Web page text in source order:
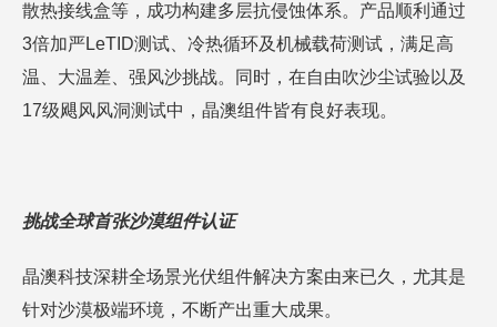
散热接线盒等，成功构建多层抗侵蚀体系。产品顺利通过
3倍加严LeTID测试、冷热循环及机械载荷测试，满足高
温、大温差、强风沙挑战。同时，在自由吹沙尘试验以及
17级飓风风洞测试中，晶澳组件皆有良好表现。
挑战全球首张沙漠组件认证
晶澳科技深耕全场景光伏组件解决方案由来已久，尤其是
针对沙漠极端环境，不断产出重大成果。